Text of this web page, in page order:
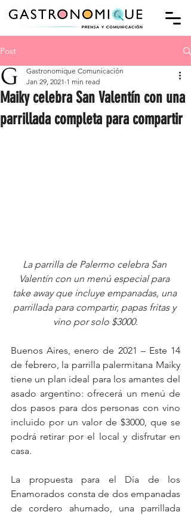
Post
Maiky celebra San Valentín con una
parrillada completa para compartir
Gastronomique Comunicación
Jan 29, 2021 1 min read
La parrilla de Palermo celebra San
Valentín con un menú especial para
take away que incluye empanadas, una
parrillada para compartir, papas fritas y
vino por solo $3000.
Buenos Aires, enero de 2021 – Este 14
de febrero, la parrilla palermitana Maiky
tiene un plan ideal para los amantes del
asado argentino: ofrecerá un menú de
dos pasos para dos personas con vino
incluido por un valor de $3000, que se
podrá retirar por el local y disfrutar en
casa.
La propuesta para el Día de los
Enamorados consta de dos empanadas
de cordero ahumado, una parrillada